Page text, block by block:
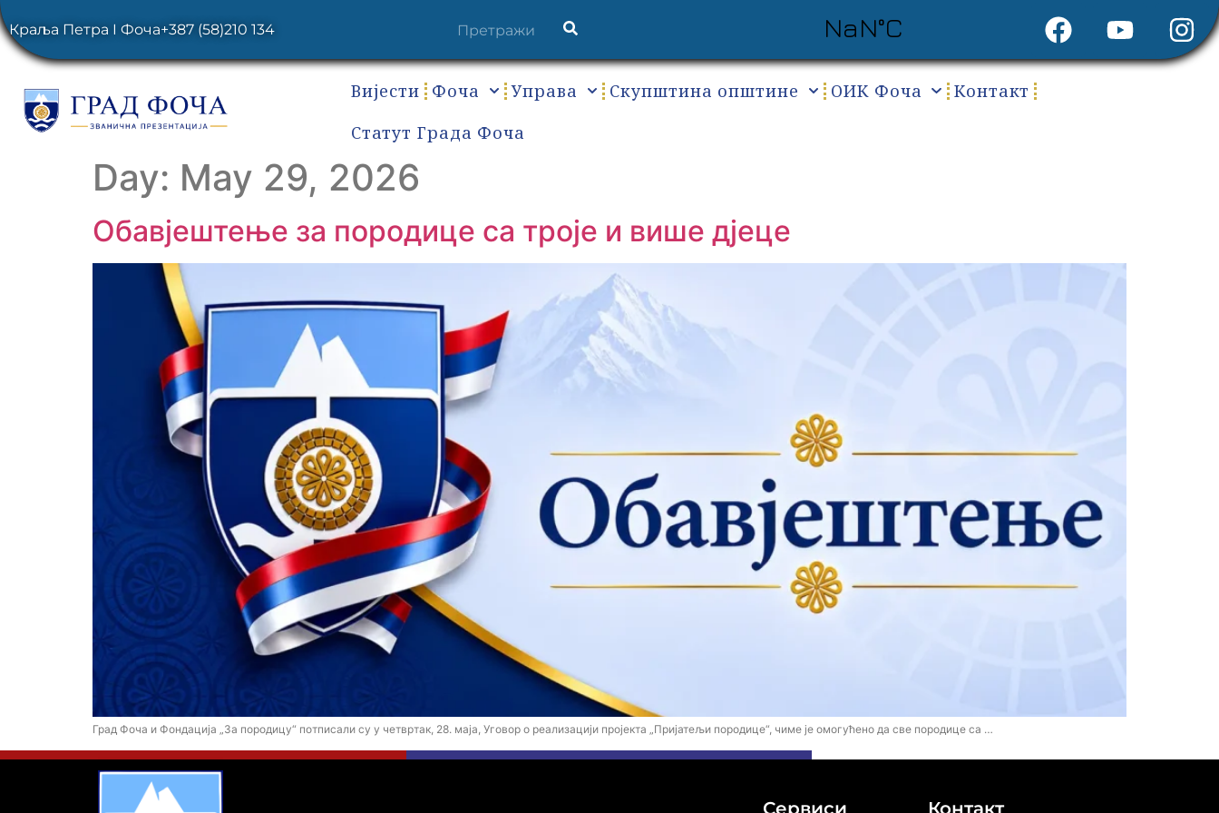
Краља Петра I Фоча+387 (58)210 134
Вијести Фоча Управа Скупштина општине ОИК Фоча
Контакт
Статут Града Фоча
Day: May 29, 2026
Обавјештење за породице са троје и више дјеце
Град Фоча и Фондација „За породицу“ потписали су у четвртак, 28. маја, Уговор о реализацији пројекта „Пријатељи породице“, чиме је омогућено да све породице са …
Сервиси Контакт